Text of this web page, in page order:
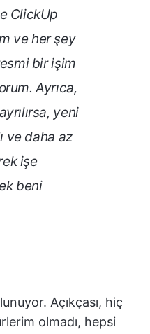
ClickUp
ve her şey
bir işim
Ayrıca,
yeni
ve daha az
işe
beni
Açıkçası, hiç
olmadı, hepsi